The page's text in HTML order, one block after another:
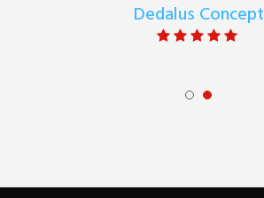
Dedalus Concept